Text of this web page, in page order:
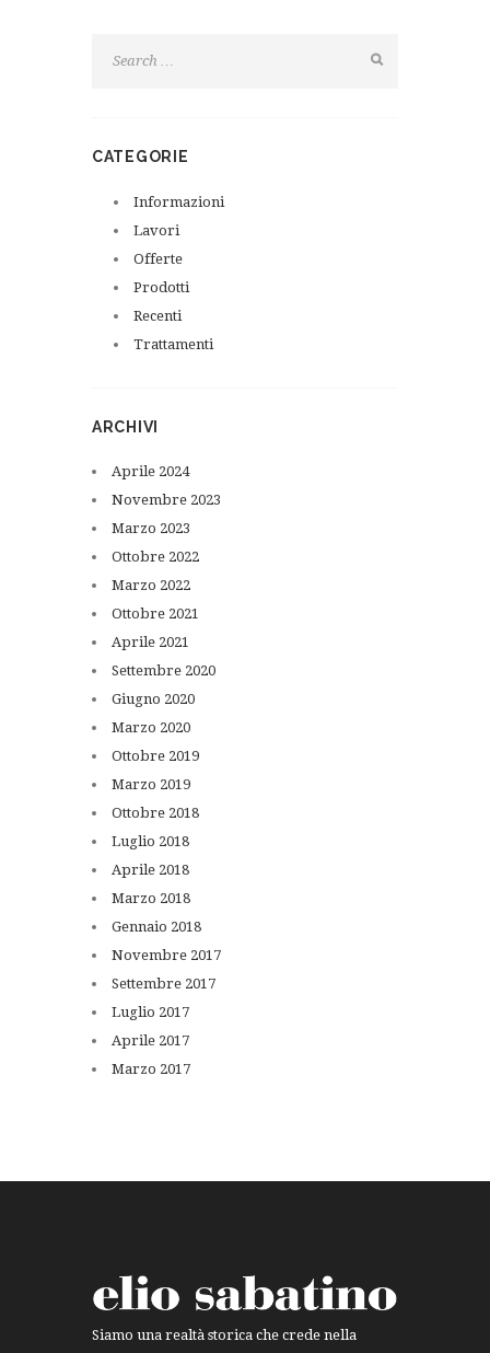
CATEGORIE
Informazioni
Lavori
Offerte
Prodotti
Recenti
Trattamenti
ARCHIVI
Aprile 2024
Novembre 2023
Marzo 2023
Ottobre 2022
Marzo 2022
Ottobre 2021
Aprile 2021
Settembre 2020
Giugno 2020
Marzo 2020
Ottobre 2019
Marzo 2019
Ottobre 2018
Luglio 2018
Aprile 2018
Marzo 2018
Gennaio 2018
Novembre 2017
Settembre 2017
Luglio 2017
Aprile 2017
Marzo 2017
Siamo una realtà storica che crede nella